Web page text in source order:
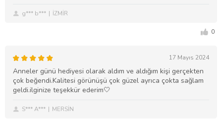
g*** b*** İZMİR
0
17 Mayıs 2024
Anneler günü hediyesi olarak aldım ve aldığım kişi gerçekten
çok beğendi.Kalitesi görünüşü çok güzel ayrıca çokta sağlam
geldi.ilginize teşekkür ederim🤍
S*** A*** MERSİN